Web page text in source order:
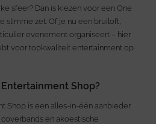
sfeer? Dan is kiezen voor een One
slimme zet. Of je nu een bruiloft,
evenement organiseert – hier
voor topkwaliteit entertainment op
Shop?
Shop is een alles-in-één aanbieder
en akoestische